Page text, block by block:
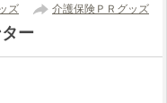
ズ 介護保険ＰＲグッズ
ー